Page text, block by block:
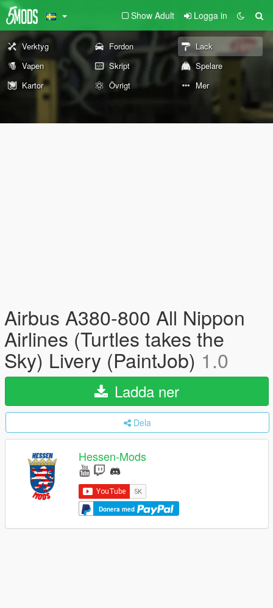
Show Adult Logga in
Verktyg Fordon
Lack
Vapen
Skript
Spelare
Kartor
Övrigt Mer
Airbus A380-800 All Nippon
Airlines (Turtles takes the
Sky) Livery (PaintJob) 1.0
Ladda ner
Dela
Hessen-Mods
Donera med